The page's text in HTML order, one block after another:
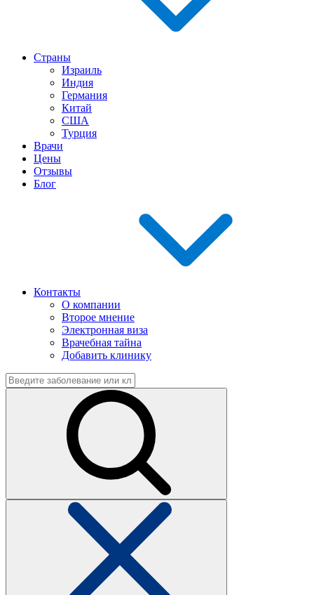
Страны
Израиль
Индия
Германия
Китай
США
Турция
Врачи
Цены
Отзывы
Блог
Контакты
О компании
Второе мнение
Электронная виза
Врачебная тайна
Добавить клинику